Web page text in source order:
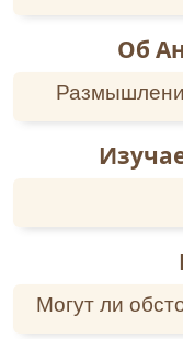
Об
Могут ли